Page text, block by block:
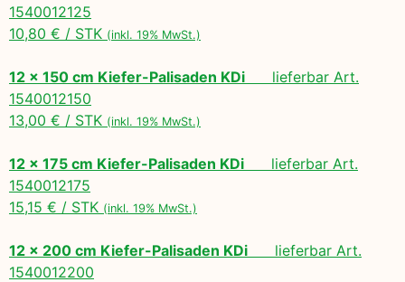
1540012125
10,80 € / STK (inkl. 19% MwSt.)
12 x 150 cm Kiefer-Palisaden KDi lieferbar Art.
1540012150
13,00 € / STK (inkl. 19% MwSt.)
12 x 175 cm Kiefer-Palisaden KDi lieferbar Art.
1540012175
15,15 € / STK (inkl. 19% MwSt.)
12 x 200 cm Kiefer-Palisaden KDi lieferbar Art.
1540012200